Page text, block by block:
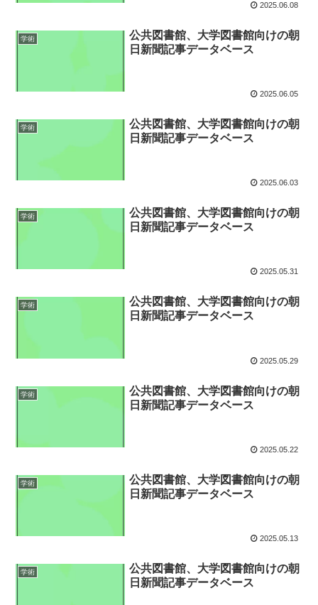
2025.06.08
学術
公共図書館、大学図書館向けの朝
日新聞記事データベース
2025.06.05
学術
公共図書館、大学図書館向けの朝
日新聞記事データベース
2025.06.03
学術
公共図書館、大学図書館向けの朝
日新聞記事データベース
2025.05.31
学術
公共図書館、大学図書館向けの朝
日新聞記事データベース
2025.05.29
学術
公共図書館、大学図書館向けの朝
日新聞記事データベース
2025.05.22
学術
公共図書館、大学図書館向けの朝
日新聞記事データベース
2025.05.13
学術
公共図書館、大学図書館向けの朝
日新聞記事データベース